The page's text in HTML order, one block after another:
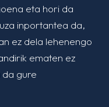
eta hori da
inportantea da,
ez dela lehenengo
ematen ez
da gure